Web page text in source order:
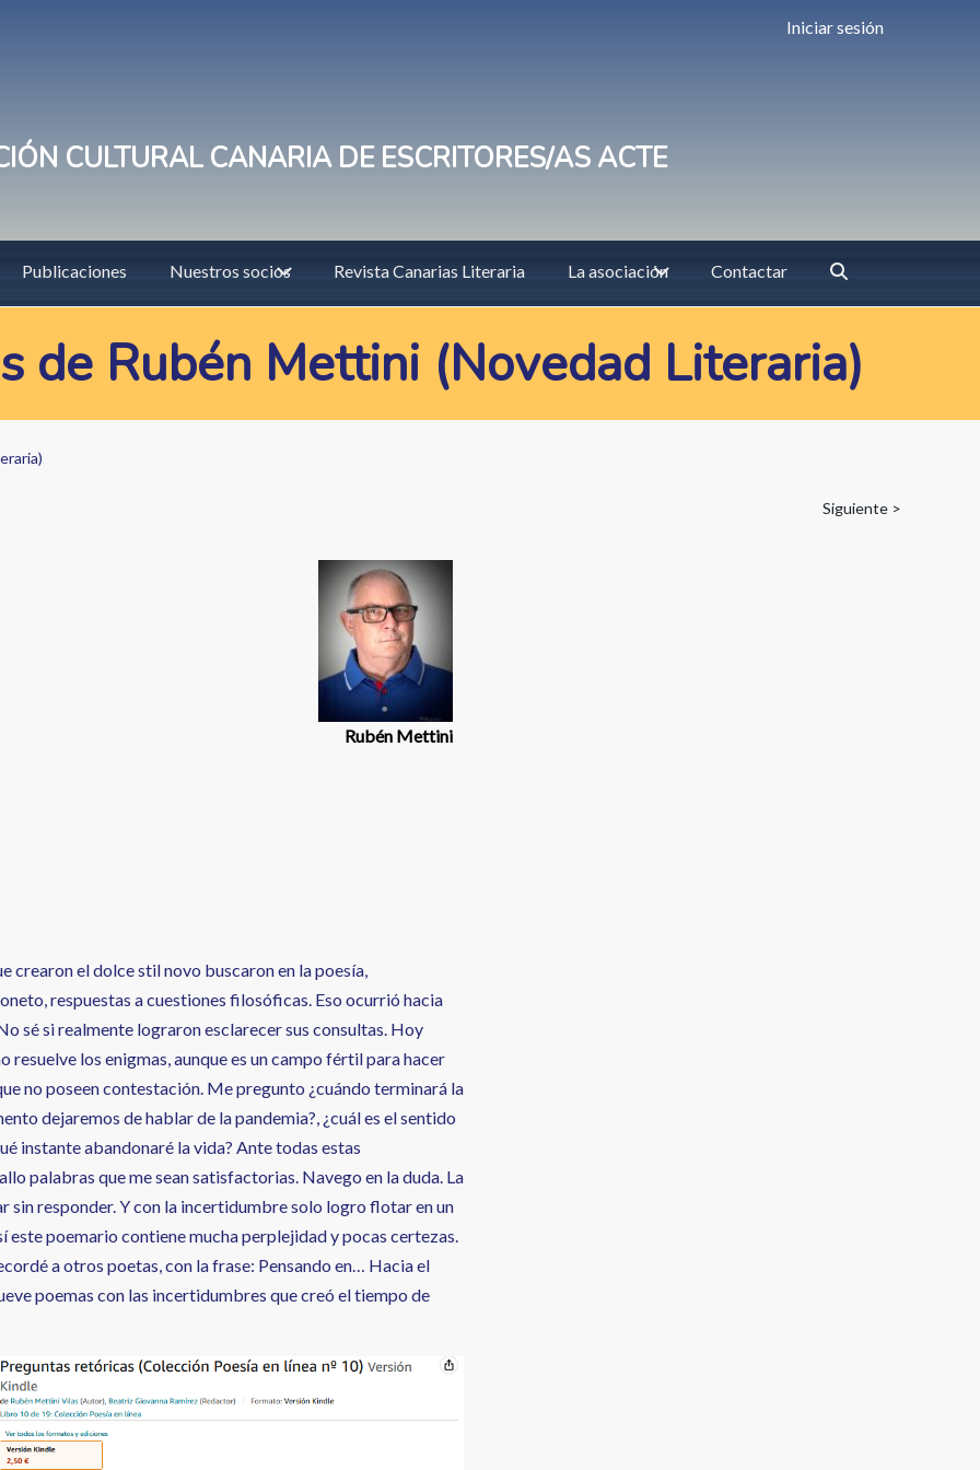
Iniciar sesión
CULTURAL CANARIA DE ESCRITORES/AS ACTE
Publicaciones Nuestros socios Revista Canarias Literaria La asociación Contactar
de Rubén Mettini (Novedad Literaria)
Siguiente >
Rubén Mettini
crearon el dolce stil novo buscaron en la poesía,
respuestas a cuestiones filosóficas. Eso ocurrió hacia
sé si realmente lograron esclarecer sus consultas. Hoy
resuelve los enigmas, aunque es un campo fértil para hacer
no poseen contestación. Me pregunto ¿cuándo terminará la
dejaremos de hablar de la pandemia?, ¿cuál es el sentido
instante abandonaré la vida? Ante todas estas
palabras que me sean satisfactorias. Navego en la duda. La
sin responder. Y con la incertidumbre solo logro flotar en un
este poemario contiene mucha perplejidad y pocas certezas.
a otros poetas, con la frase: Pensando en… Hacia el
poemas con las incertidumbres que creó el tiempo de